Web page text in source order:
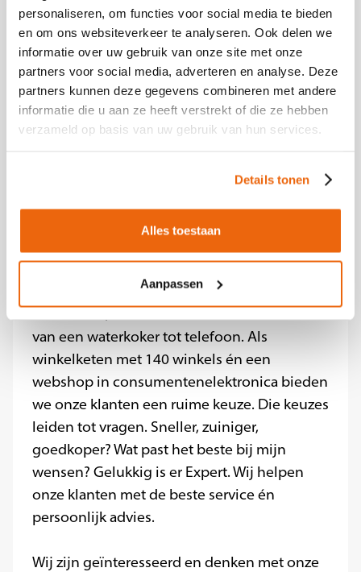
personaliseren, om functies voor social media te bieden
en om ons websiteverkeer te analyseren. Ook delen we
informatie over uw gebruik van onze site met onze
partners voor social media, adverteren en analyse. Deze
partners kunnen deze gegevens combineren met andere
informatie die u aan ze heeft verstrekt of die ze hebben
verzameld op basis van uw gebruik van hun services.
Details tonen
Alles toestaan
Aanpassen
• Ruimte om jezelf te ontwikkelen en veel te
leren (altijd mogelijk)
• Online en offline opleidingsmogelijkheden
• Wij hebben onze visie en drive en zijn graag
zichtbaar, bouwen aan nieuwe
ontwikkelingen
Elektronicawinkel van Nederland?
Iedereen koopt en gebruikt
van een waterkoker tot telefoon. Als
winkelketen met 140 winkels én een
webshop in consumentenelektronica bieden
we onze klanten een ruime keuze. Die keuzes
leiden tot vragen. Sneller, zuiniger,
goedkoper? Wat past het beste bij mijn
wensen? Gelukkig is er Expert. Wij helpen
onze klanten met de beste service én
persoonlijk advies.
Wij zijn geïnteresseerd en denken met onze